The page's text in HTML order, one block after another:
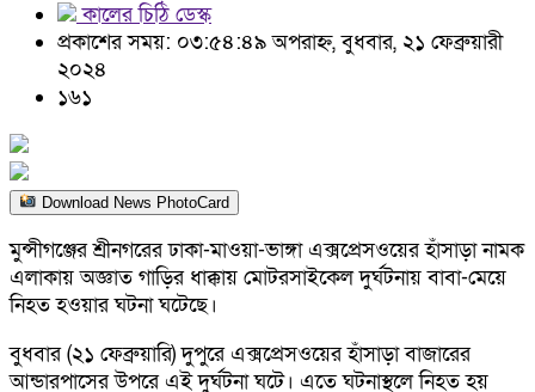
কালের চিঠি ডেস্ক
প্রকাশের সময়: ০৩:৫৪:৪৯ অপরাহ্ন, বুধবার, ২১ ফেব্রুয়ারী
২০২৪
১৬১
Download News PhotoCard
মুন্সীগঞ্জের শ্রীনগরের ঢাকা-মাওয়া-ভাঙ্গা এক্সপ্রেসওয়ের হাঁসাড়া নামক
এলাকায় অজ্ঞাত গাড়ির ধাক্কায় মোটরসাইকেল দুর্ঘটনায় বাবা-মেয়ে
নিহত হওয়ার ঘটনা ঘটেছে।
বুধবার (২১ ফেব্রুয়ারি) দুপুরে এক্সপ্রেসওয়ের হাঁসাড়া বাজারের
আন্ডারপাসের উপরে এই দুর্ঘটনা ঘটে। এতে ঘটনাস্থলে নিহত হয়